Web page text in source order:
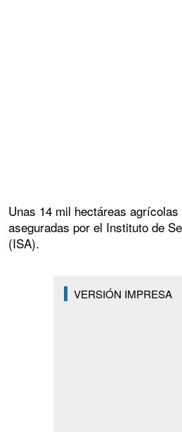
Unas 14 mil hectáreas
aseguradas por el Instituto de
(ISA).
VERSIÓN IMPRESA